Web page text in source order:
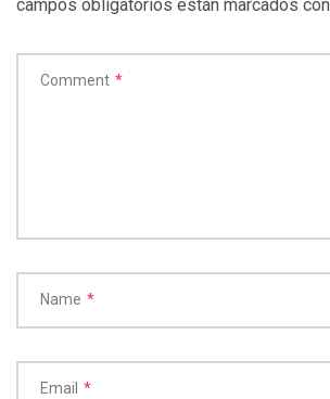
campos obligatorios están marcados con
Comment *
Name *
Email *